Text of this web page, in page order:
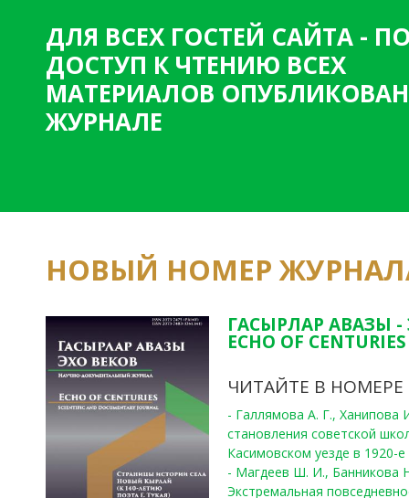
н
и
ц
ы
ДЛЯ ВСЕХ ГОСТЕЙ САЙТА -
ДОСТУП К ЧТЕНИЮ ВСЕХ
МАТЕРИАЛОВ
ЖУРНАЛЕ
НОВЫЙ НОМЕР
ГАСЫРЛАР АВАЗЫ -
ECHO OF
ЧИТАЙТЕ В НОМЕРЕ
- Галлямова А. Г.,
становления советской
Касимовском уезде в 1920-е
- Магдеев Ш. И., Банникова
Экстремальная